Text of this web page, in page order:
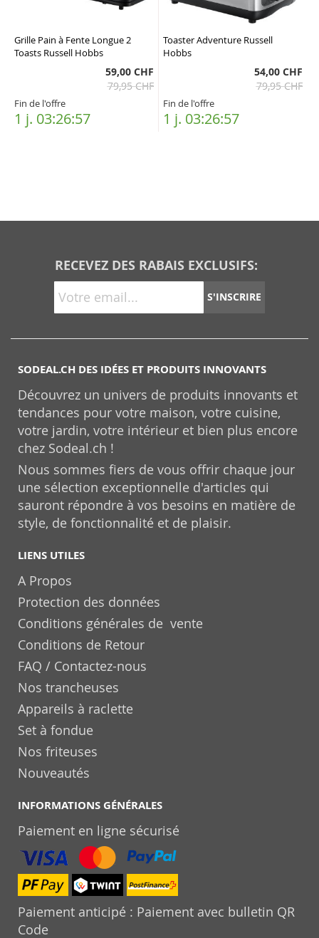
Grille Pain à Fente Longue 2
Toasts Russell Hobbs
59,00 CHF
79,95 CHF
Fin de l'offre
1 j. 03:26:57
Toaster Adventure Russell
Hobbs
54,00 CHF
79,95 CHF
Fin de l'offre
1 j. 03:26:57
RECEVEZ DES RABAIS EXCLUSIFS:
S'INSCRIRE
SODEAL.CH DES IDÉES ET PRODUITS INNOVANTS
Découvrez un univers de produits innovants et
tendances pour votre maison, votre cuisine,
votre jardin, votre intérieur et bien plus encore
chez Sodeal.ch !
Nous sommes fiers de vous offrir chaque jour
une sélection exceptionnelle d'articles qui
sauront répondre à vos besoins en matière de
style, de fonctionnalité et de plaisir.
LIENS UTILES
A Propos
Protection des données
Conditions générales de vente
Conditions de Retour
FAQ / Contactez-nous
Nos trancheuses
Appareils à raclette
Set à fondue
Nos friteuses
Nouveautés
INFORMATIONS GÉNÉRALES
Paiement en ligne sécurisé
Paiement anticipé : Paiement avec bulletin QR
Code